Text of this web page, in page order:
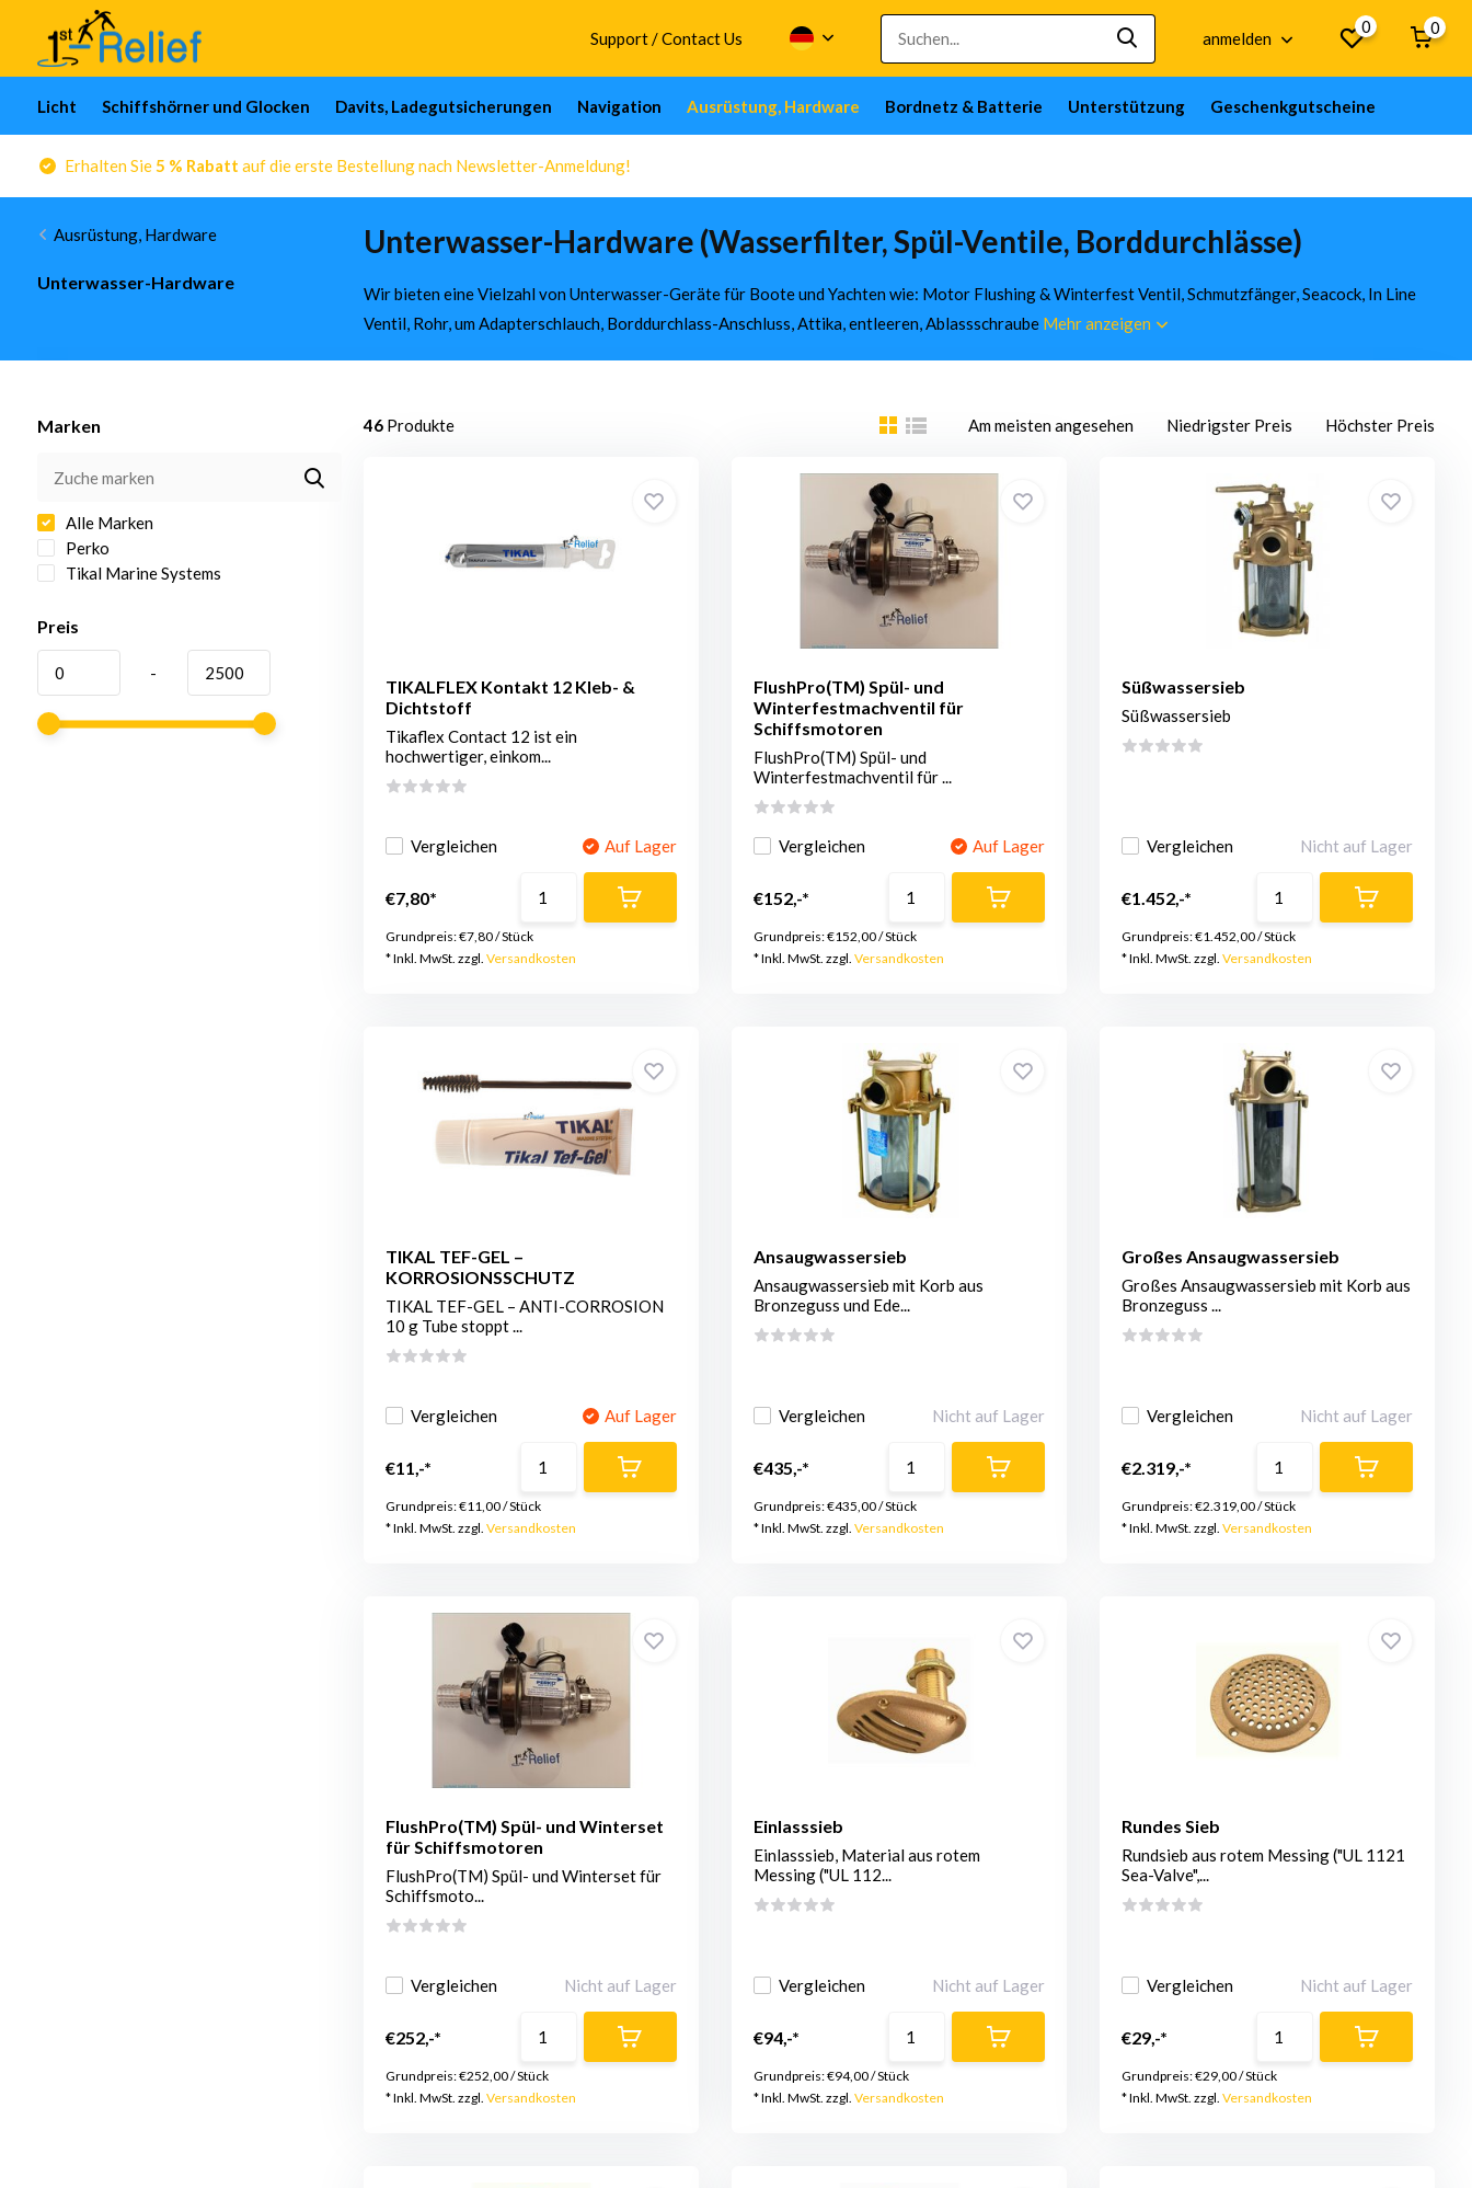
Support / Contact Us anmelden
0 0
Licht Schiffshörner und Glocken Davits, Ladegutsicherungen Navigation Ausrüstung, Hardware Bordnetz & Batterie Unterstützung Geschenkgutscheine
Erhalten Sie5 % Rabatt auf die erste Bestellung nach Newsletter-Anmeldung!
Ausrüstung, Hardware
Unterwasser-Hardware
Unterwasser-Hardware (Wasserfilter, Spül-Ventile, Borddurchlässe)
Wir bieten eine Vielzahl von Unterwasser-Geräte für Boote und Yachten wie: Motor Flushing & Winterfest Ventil, Schmutzfänger, Seacock, In Line
Ventil, Rohr, um Adapterschlauch, Borddurchlass-Anschluss, Attika, entleeren, Ablassschraube Mehr anzeigen
Marken
Alle Marken
Perko
Tikal Marine Systems
Preis
-
46Produkte Am meisten angesehen Niedrigster Preis Höchster Preis
TIKALFLEX Kontakt 12 Kleb- &
Dichtstoff
Tikaflex Contact 12 ist ein
hochwertiger, einkom...
Vergleichen Auf Lager
€7,80*
Grundpreis:€7,80/Stück
* Inkl. MwSt. zzgl. Versandkosten
FlushPro(TM) Spül- und
Winterfestmachventil für
Schiffsmotoren
FlushPro(TM) Spül- und
Winterfestmachventil für ...
Vergleichen Auf Lager
€152,-*
Grundpreis:€152,00/Stück
* Inkl. MwSt. zzgl. Versandkosten
Süßwassersieb
Süßwassersieb
Vergleichen Nicht auf Lager
€1.452,-*
Grundpreis:€1.452,00/Stück
* Inkl. MwSt. zzgl.Versandkosten
TIKAL TEF-GEL –
KORROSIONSSCHUTZ
TIKAL TEF-GEL – ANTI-CORROSION
10 g Tube stoppt ...
Vergleichen Auf Lager
€11,-*
Grundpreis:€11,00/Stück
* Inkl. MwSt. zzgl. Versandkosten
Ansaugwassersieb
Ansaugwassersieb mit Korb aus
Bronzeguss und Ede...
Vergleichen Nicht auf Lager
€435,-*
Grundpreis:€435,00/Stück
* Inkl. MwSt. zzgl. Versandkosten
Großes Ansaugwassersieb
Großes Ansaugwassersieb mit Korb aus
Bronzeguss ...
Vergleichen Nicht auf Lager
€2.319,-*
Grundpreis:€2.319,00/Stück
* Inkl. MwSt. zzgl.Versandkosten
FlushPro(TM) Spül- und Winterset
für Schiffsmotoren
FlushPro(TM) Spül- und Winterset für
Schiffsmoto...
Vergleichen Nicht auf Lager
€252,-*
Grundpreis:€252,00/Stück
* Inkl. MwSt. zzgl. Versandkosten
Einlasssieb
Einlasssieb, Material aus rotem
Messing ("UL 112...
Vergleichen Nicht auf Lager
€94,-*
Grundpreis:€94,00/Stück
* Inkl. MwSt. zzgl. Versandkosten
Rundes Sieb
Rundsieb aus rotem Messing ("UL 1121
Sea-Valve",...
Vergleichen Nicht auf Lager
€29,-*
Grundpreis:€29,00/Stück
* Inkl. MwSt. zzgl.Versandkosten